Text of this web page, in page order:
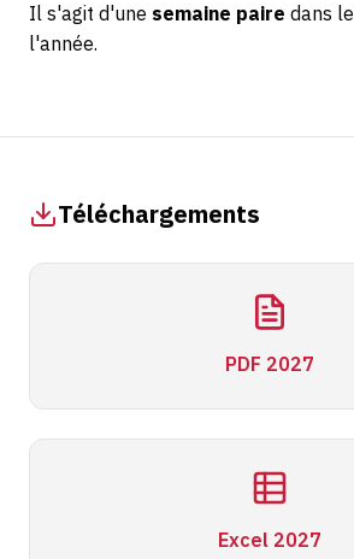
Il s'agit d'une semaine paire dans le
l'année.
Téléchargements
PDF 2027
Excel 2027